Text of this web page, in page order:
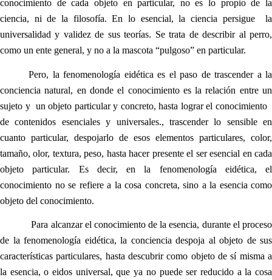
conocimiento de cada objeto en particular, no es lo propio de la
ciencia, ni de la filosofía. En lo esencial, la ciencia persigue la
universalidad y validez de sus teorías. Se trata de describir al perro,
como un ente general, y no a la mascota “pulgoso” en particular.
Pero, la fenomenología eidética es el paso de trascender a la
conciencia natural, en donde el conocimiento es la relación entre un
sujeto y un objeto particular y concreto, hasta lograr el conocimiento
de contenidos esenciales y universales., trascender lo sensible en
cuanto particular, despojarlo de esos elementos particulares, color,
tamaño, olor, textura, peso, hasta hacer presente el ser esencial en cada
objeto particular. Es decir, en la fenomenología eidética, el
conocimiento no se refiere a la cosa concreta, sino a la esencia como
objeto del conocimiento.
Para alcanzar el conocimiento de la esencia, durante el proceso
de la fenomenología eidética, la conciencia despoja al objeto de sus
características particulares, hasta descubrir como objeto de sí misma a
la esencia, o eidos universal, que ya no puede ser reducido a la cosa